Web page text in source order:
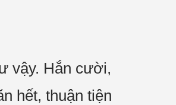
vậy. Hắn cười,
hết, thuận tiện